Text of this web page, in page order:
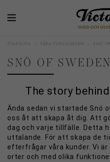
GULD OCH
STARTSIDA VÅRA VARUMÄRKEN SNÖ
SNÖ OF SWEDEN
The story
Ända sedan vi startade Snö
oss åt att skapa åt dig.Att
dag och varje tillfälle.
Detta
uttalande.
För att skapa de
efterfrågar våra kunder.Vi
orter och med olika